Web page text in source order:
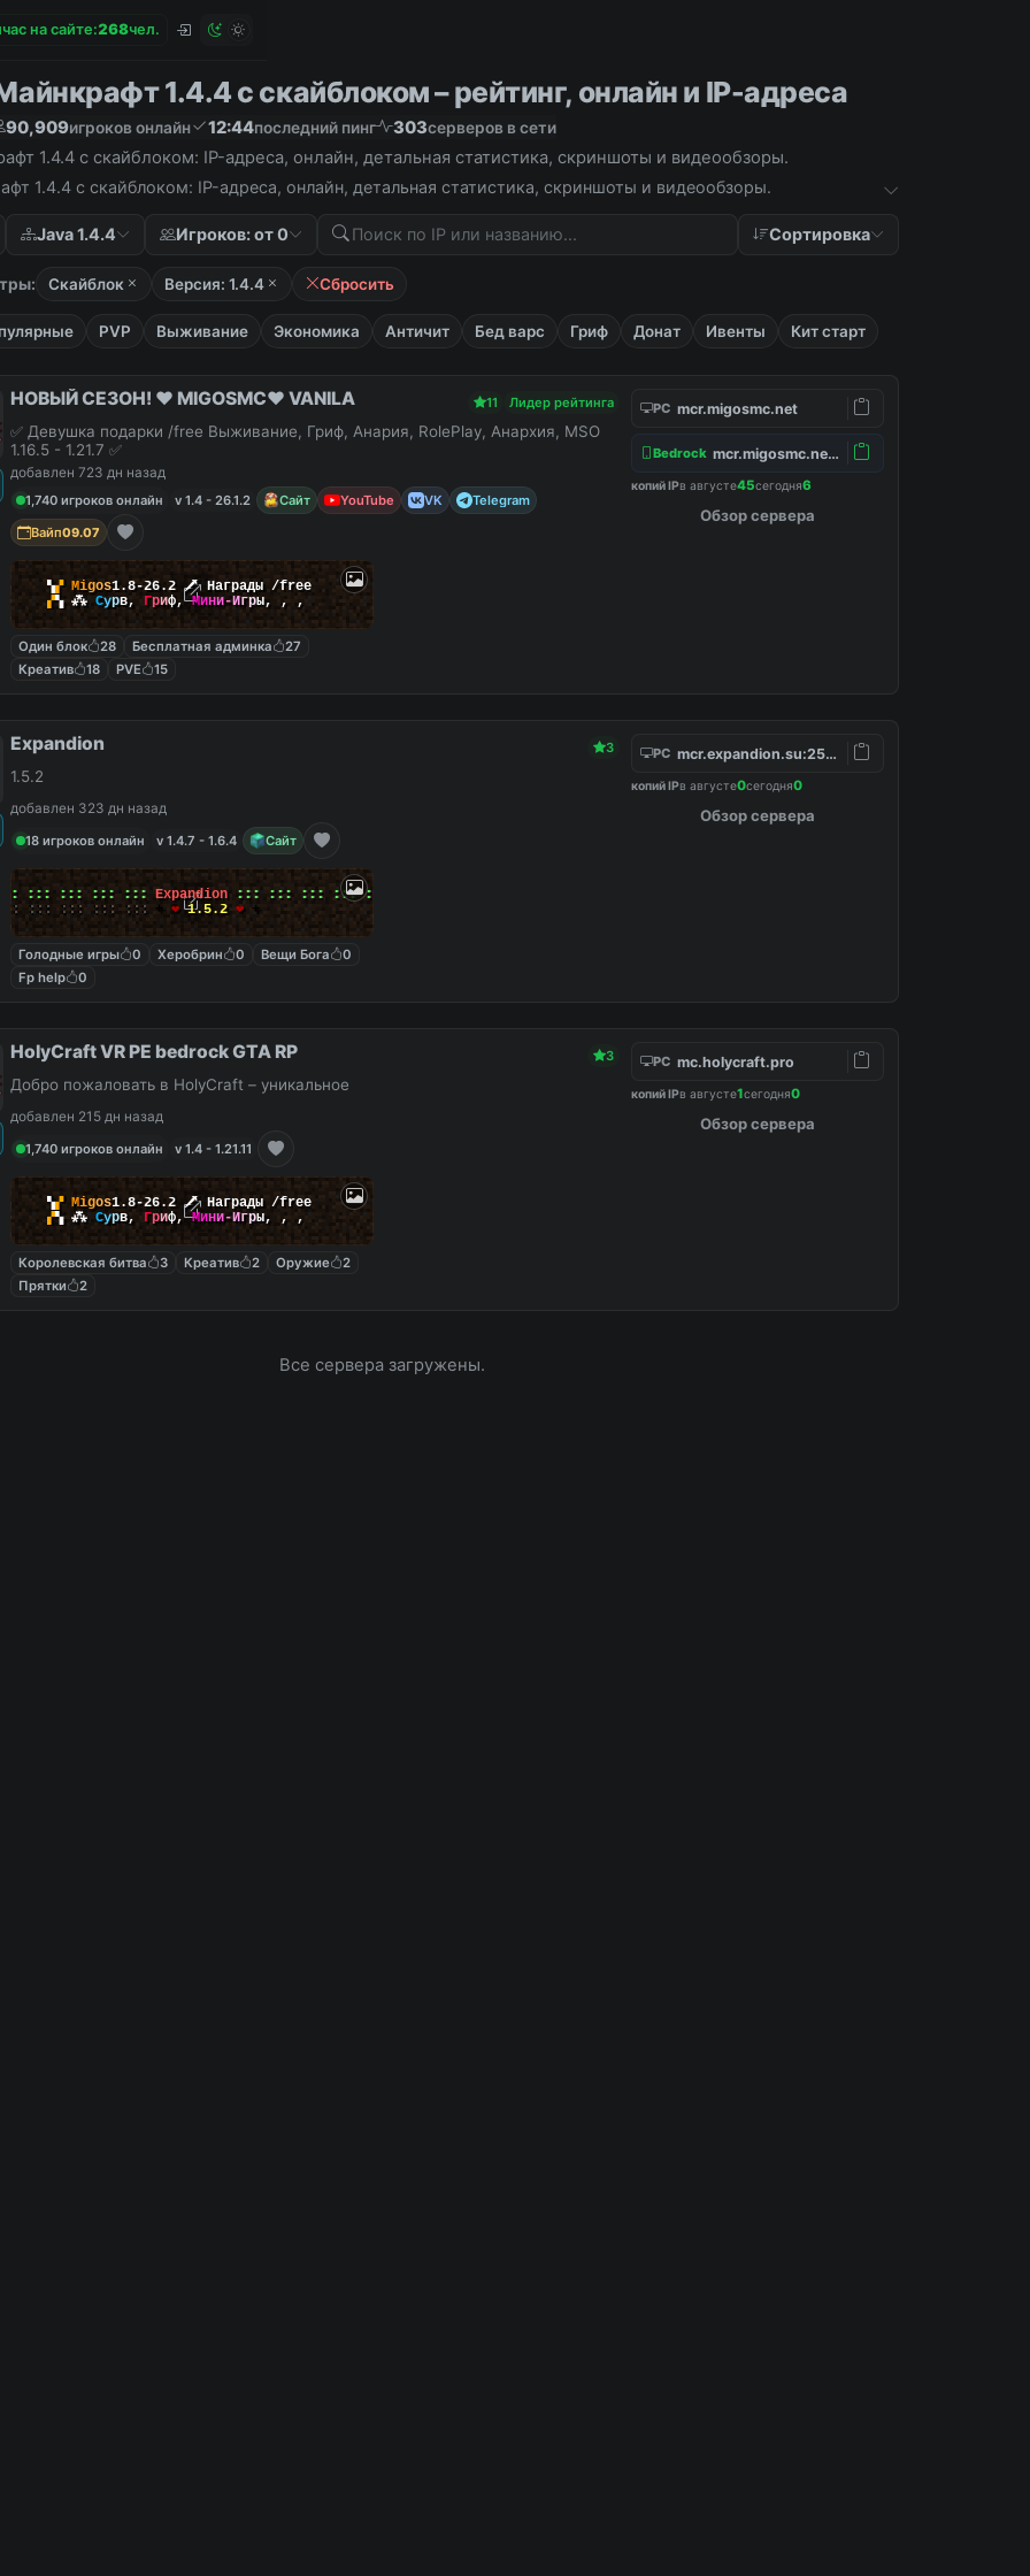
на сайте:268чел.
1.4.4 с скайблоком – рейтинг, онлайн и IP-адреса
90,909игроков онлайн 12:44последний пинг 303серверов в сети
1.4.4 с скайблоком: IP-адреса, онлайн, детальная статистика, скриншоты и видеообзоры.
1.4.4 с скайблоком: IP-адреса, онлайн, детальная статистика, скриншоты и видеообзоры.
Java 1.4.4 Игроков: от 0 Сортировка
Скайблок Версия: 1.4.4 Сбросить
PVP Выживание Экономика Античит Бед варс Гриф Донат Ивенты Кит старт
НОВЫЙ СЕЗОН! ❤️ MIGOSMC❤️ VANILA 11 Лидер рейтинга
✅ Девушка подарки /free Выживание, Гриф, Анария, RolePlay, Анархия, MSO
1.16.5 - 1.21.7 ✅
добавлен 723 дн назад
1,740 игроков онлайн
v 1.4 - 26.1.2 Сайт YouTube VK
Telegram
Вайп09.07
▚▞ Migos1.8-26.2 🗡 Награды /free
▞▚ ⁂ Сурв, Гриф,Мини-Игры, , ,
Один блок 28 Бесплатная админка
27
Креатив
18 PVE 15
PC mcr.migosmc.net
Bedrock mcr.migosmc.net:19132
копий IPв августе45сегодня6
Обзор сервера
Expandion 3
1.5.2
добавлен 323 дн назад
18 игроков онлайн
v 1.4.7 - 1.6.4 Сайт
::: ::: ::: ::: Expandion ::: ::: ::: ::: :::
::: ::: ::: ::: + ❤1.5.2 ❤+
Голодные игры 0 Херобрин 0 Вещи Бога
0
Fp help
0
PC mcr.expandion.su:25777
копий IPв августе0сегодня0
Обзор сервера
HolyCraft VR PE bedrock GTA RP 3
Добро пожаловать в HolyCraft – уникальное
добавлен 215 дн назад
1,740 игроков онлайн
v 1.4 - 1.21.11
▚▞ Migos1.8-26.2 🗡 Награды /free
▞▚ ⁂ Сурв, Гриф,Мини-Игры, , ,
Королевская битва 3 Креатив 2 Оружие
2
Прятки
2
PC mc.holycraft.pro
копий IPв августе1сегодня0
Обзор сервера
Все сервера загружены.